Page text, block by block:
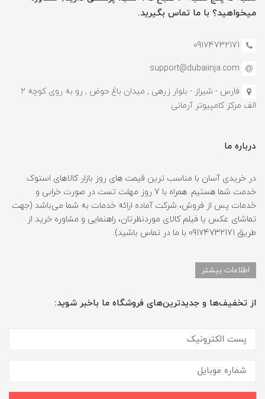
میخواهید؟ با ما تماس بگیرید.
09174732171
support@dubaiinja.com
فارس - شیراز - بلوار زرهی , میدان باغ حوض , رو به روی کوچه 2
الف مرکز کامپیوتر آرمانی
درباره ما
در خریدی آسان با مناسب ترین قیمت های روز بازار کالاهای استوک
خدمت شما هستیم. همراه با 7 روز مهلت تست در صورت خرابی و
خدمات پس از فروش، شرکت آماده ارائه خدمات به شما می‌باشد (جهت
تماشای عکس یا فیلم کالای موردنظرتان، راهنمایی و مشاوره خرید از
طریق 09174732171 با ما در تماس باشید).
اطلاعات بیشتر
از تخفیف‌ها و جدیدترین‌های فروشگاه ما باخبر شوید: